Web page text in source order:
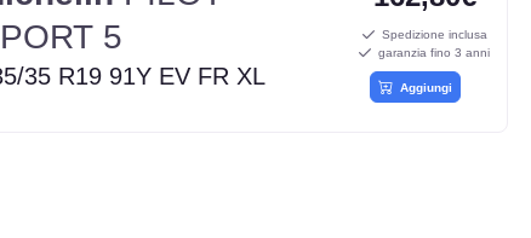
5
35 R19 91Y EV FR XL
Spedizione inclusa
garanzia fino 3 anni
Aggiungi